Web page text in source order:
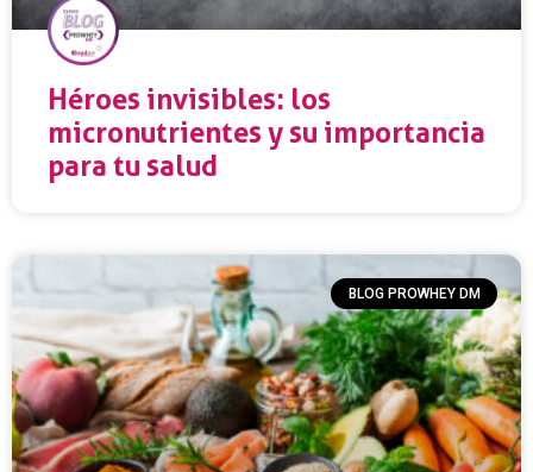
Héroes invisibles: los
micronutrientes y su importancia
para tu salud
BLOG PROWHEY DM